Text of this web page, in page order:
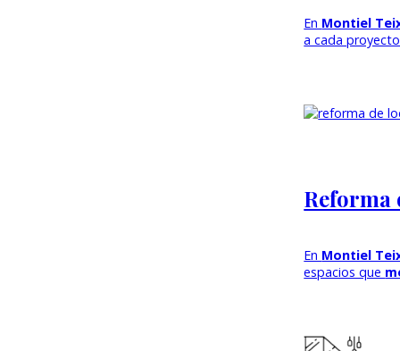
En Montiel
a cada
Reforma
En Montiel
espacios que